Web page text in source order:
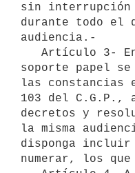
sin interrupción
durante todo el
audiencia.-
soporte papel
las
103 del C.G.P.,
decretos y
la misma
disponga incluir
numerar, los